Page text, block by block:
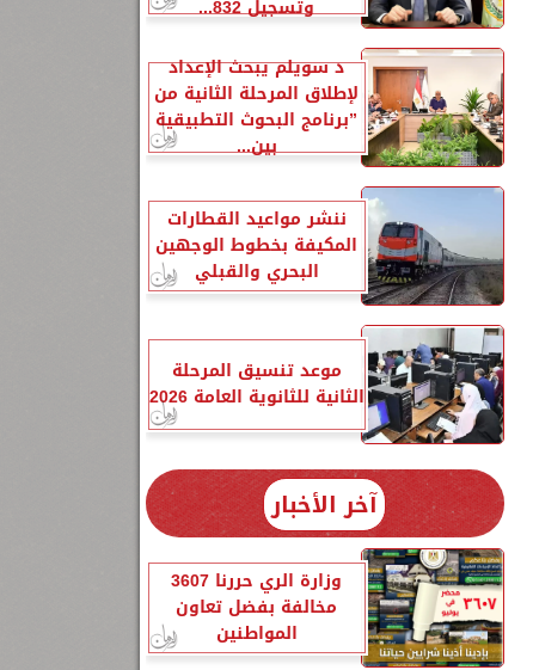
وتسجيل 832...
د سويلم يبحث الإعداد
لإطلاق المرحلة الثانية من
”برنامج البحوث التطبيقية
بين...
ننشر مواعيد القطارات
المكيفة بخطوط الوجهين
البحري والقبلي
موعد تنسيق المرحلة
الثانية للثانوية العامة 2026
آخر الأخبار
وزارة الري حررنا 3607
مخالفة بفضل تعاون
المواطنين